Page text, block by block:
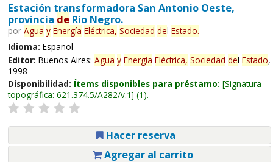
Estación transformadora San Antonio Oeste,
provincia deRío Negro.
por Agua y Energía Eléctrica, Sociedad del Estado.
Idioma: Español
Editor: Buenos Aires: Agua y Energía Eléctrica, Sociedad del Estado,
1998
Disponibilidad: Ítems disponibles para préstamo: Signatura
topográfica: 621.374.5/A282/v.1 (1).
Hacer reserva
Agregar al carrito